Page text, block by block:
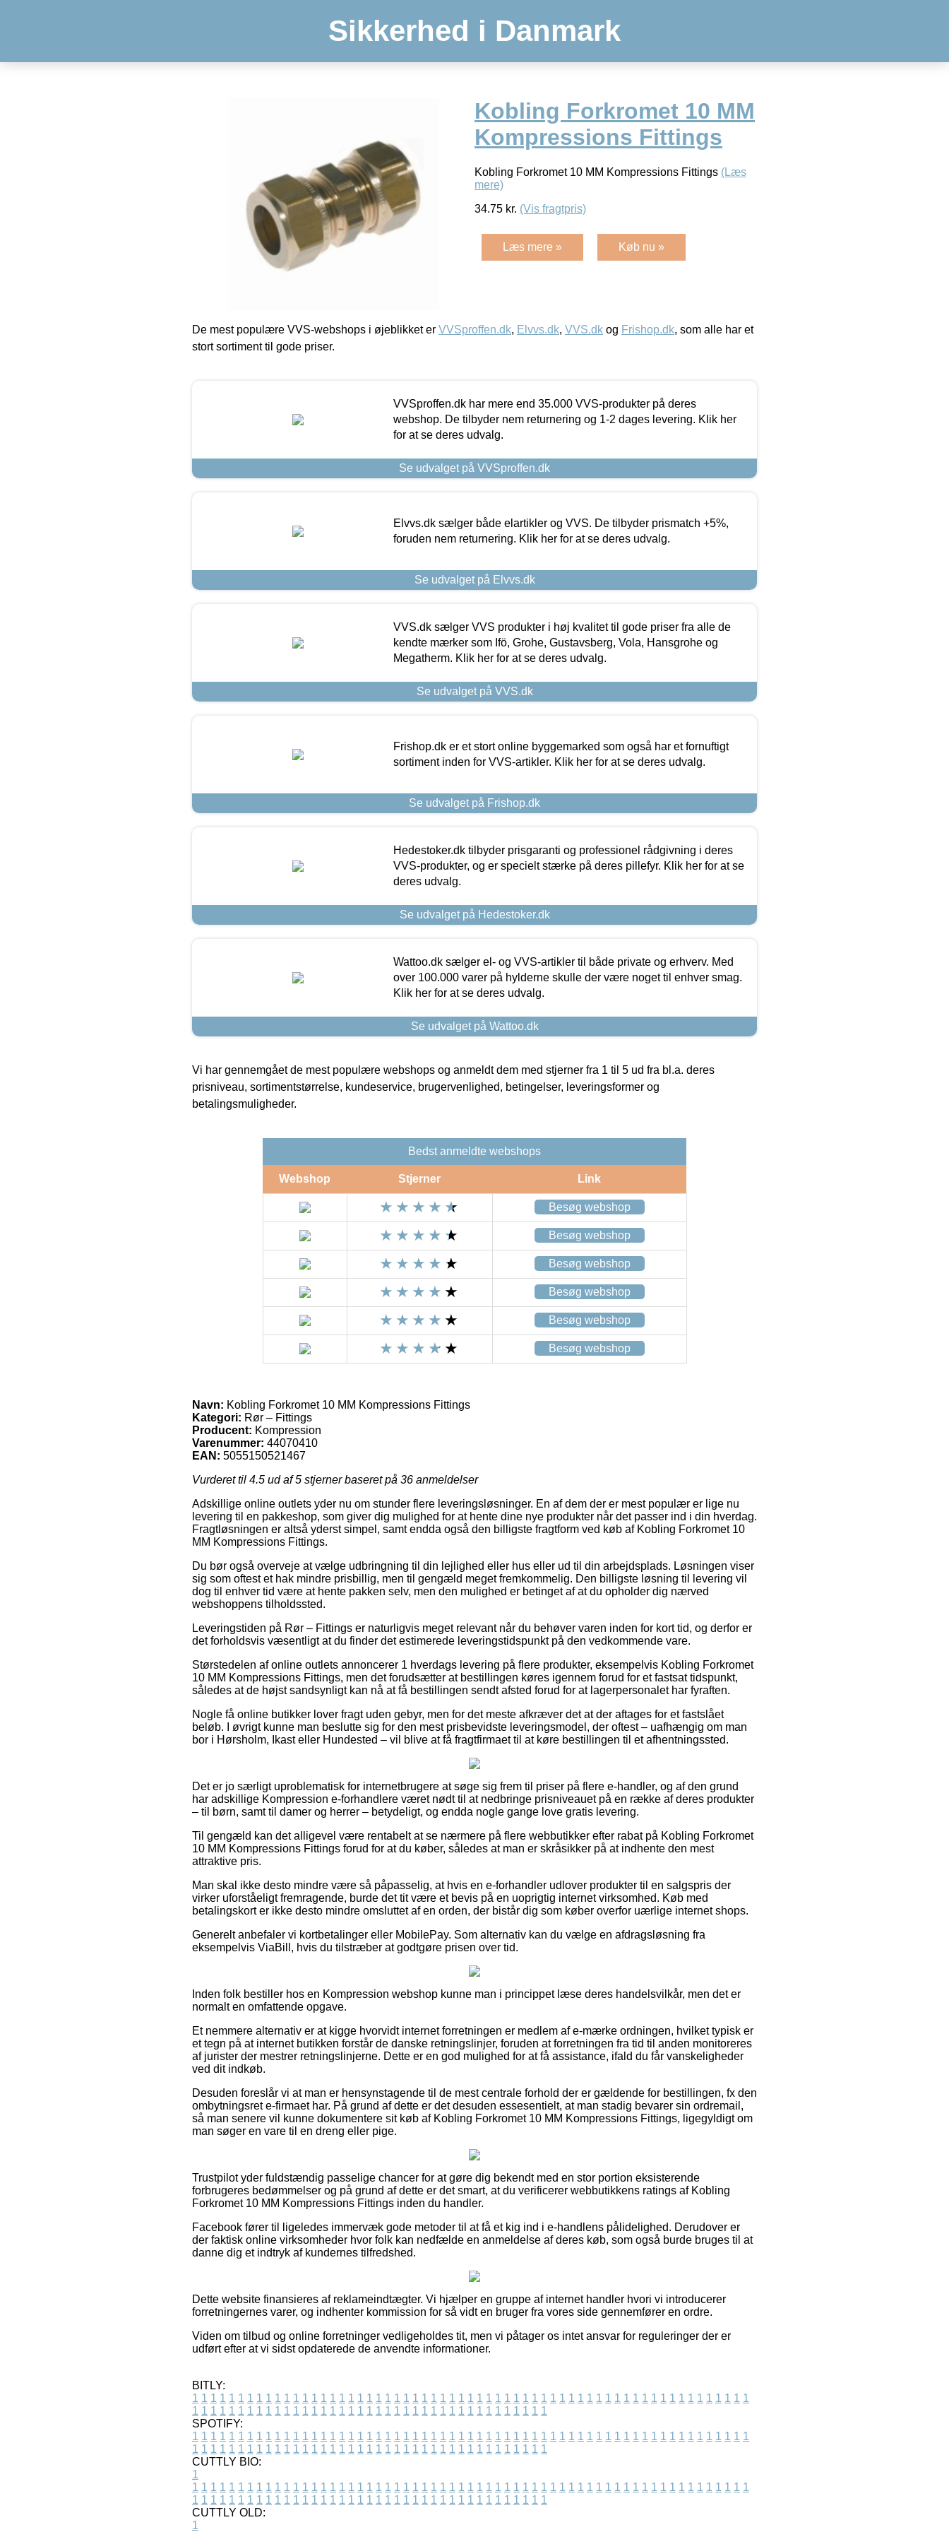
Sikkerhed i Danmark
Kobling Forkromet 10 MM
Kompressions Fittings
Kobling Forkromet 10 MM Kompressions Fittings (Læs
mere)
34.75 kr. (Vis fragtpris)
Læs mere » Køb nu »
De mest populære VVS-webshops i øjeblikket er VVSproffen.dk, Elvvs.dk, VVS.dk og Frishop.dk, som alle har et
stort sortiment til gode priser.
VVSproffen.dk har mere end 35.000 VVS-produkter på deres
webshop. De tilbyder nem returnering og 1-2 dages levering. Klik her
for at se deres udvalg.
Se udvalget på VVSproffen.dk
Elvvs.dk sælger både elartikler og VVS. De tilbyder prismatch +5%,
foruden nem returnering. Klik her for at se deres udvalg.
Se udvalget på Elvvs.dk
VVS.dk sælger VVS produkter i høj kvalitet til gode priser fra alle de
kendte mærker som Ifö, Grohe, Gustavsberg, Vola, Hansgrohe og
Megatherm. Klik her for at se deres udvalg.
Se udvalget på VVS.dk
Frishop.dk er et stort online byggemarked som også har et fornuftigt
sortiment inden for VVS-artikler. Klik her for at se deres udvalg.
Se udvalget på Frishop.dk
Hedestoker.dk tilbyder prisgaranti og professionel rådgivning i deres
VVS-produkter, og er specielt stærke på deres pillefyr. Klik her for at se
deres udvalg.
Se udvalget på Hedestoker.dk
Wattoo.dk sælger el- og VVS-artikler til både private og erhverv. Med
over 100.000 varer på hylderne skulle der være noget til enhver smag.
Klik her for at se deres udvalg.
Se udvalget på Wattoo.dk
Vi har gennemgået de mest populære webshops og anmeldt dem med stjerner fra 1 til 5 ud fra bl.a. deres
prisniveau, sortimentstørrelse, kundeservice, brugervenlighed, betingelser, leveringsformer og
betalingsmuligheder.
Bedst anmeldte webshops
Webshop Stjerner Link
Besøg webshop
Besøg webshop
Besøg webshop
Besøg webshop
Besøg webshop
Besøg webshop
Navn: Kobling Forkromet 10 MM Kompressions Fittings
Kategori: Rør – Fittings
Producent: Kompression
Varenummer: 44070410
EAN: 5055150521467
Vurderet til 4.5 ud af 5 stjerner baseret på 36 anmeldelser
Adskillige online outlets yder nu om stunder flere leveringsløsninger. En af dem der er mest populær er lige nu
levering til en pakkeshop, som giver dig mulighed for at hente dine nye produkter når det passer ind i din hverdag.
Fragtløsningen er altså yderst simpel, samt endda også den billigste fragtform ved køb af Kobling Forkromet 10
MM Kompressions Fittings.
Du bør også overveje at vælge udbringning til din lejlighed eller hus eller ud til din arbejdsplads. Løsningen viser
sig som oftest et hak mindre prisbillig, men til gengæld meget fremkommelig. Den billigste løsning til levering vil
dog til enhver tid være at hente pakken selv, men den mulighed er betinget af at du opholder dig nærved
webshoppens tilholdssted.
Leveringstiden på Rør – Fittings er naturligvis meget relevant når du behøver varen inden for kort tid, og derfor er
det forholdsvis væsentligt at du finder det estimerede leveringstidspunkt på den vedkommende vare.
Størstedelen af online outlets annoncerer 1 hverdags levering på flere produkter, eksempelvis Kobling Forkromet
10 MM Kompressions Fittings, men det forudsætter at bestillingen køres igennem forud for et fastsat tidspunkt,
således at de højst sandsynligt kan nå at få bestillingen sendt afsted forud for at lagerpersonalet har fyraften.
Nogle få online butikker lover fragt uden gebyr, men for det meste afkræver det at der aftages for et fastslået
beløb. I øvrigt kunne man beslutte sig for den mest prisbevidste leveringsmodel, der oftest – uafhængig om man
bor i Hørsholm, Ikast eller Hundested – vil blive at få fragtfirmaet til at køre bestillingen til et afhentningssted.
Det er jo særligt uproblematisk for internetbrugere at søge sig frem til priser på flere e-handler, og af den grund
har adskillige Kompression e-forhandlere været nødt til at nedbringe prisniveauet på en række af deres produkter
– til børn, samt til damer og herrer – betydeligt, og endda nogle gange love gratis levering.
Til gengæld kan det alligevel være rentabelt at se nærmere på flere webbutikker efter rabat på Kobling Forkromet
10 MM Kompressions Fittings forud for at du køber, således at man er skråsikker på at indhente den mest
attraktive pris.
Man skal ikke desto mindre være så påpasselig, at hvis en e-forhandler udlover produkter til en salgspris der
virker uforståeligt fremragende, burde det tit være et bevis på en uoprigtig internet virksomhed. Køb med
betalingskort er ikke desto mindre omsluttet af en orden, der bistår dig som køber overfor uærlige internet shops.
Generelt anbefaler vi kortbetalinger eller MobilePay. Som alternativ kan du vælge en afdragsløsning fra
eksempelvis ViaBill, hvis du tilstræber at godtgøre prisen over tid.
Inden folk bestiller hos en Kompression webshop kunne man i princippet læse deres handelsvilkår, men det er
normalt en omfattende opgave.
Et nemmere alternativ er at kigge hvorvidt internet forretningen er medlem af e-mærke ordningen, hvilket typisk er
et tegn på at internet butikken forstår de danske retningslinjer, foruden at forretningen fra tid til anden monitoreres
af jurister der mestrer retningslinjerne. Dette er en god mulighed for at få assistance, ifald du får vanskeligheder
ved dit indkøb.
Desuden foreslår vi at man er hensynstagende til de mest centrale forhold der er gældende for bestillingen, fx den
ombytningsret e-firmaet har. På grund af dette er det desuden essesentielt, at man stadig bevarer sin ordremail,
så man senere vil kunne dokumentere sit køb af Kobling Forkromet 10 MM Kompressions Fittings, ligegyldigt om
man søger en vare til en dreng eller pige.
Trustpilot yder fuldstændig passelige chancer for at gøre dig bekendt med en stor portion eksisterende
forbrugeres bedømmelser og på grund af dette er det smart, at du verificerer webbutikkens ratings af Kobling
Forkromet 10 MM Kompressions Fittings inden du handler.
Facebook fører til ligeledes immervæk gode metoder til at få et kig ind i e-handlens pålidelighed. Derudover er
der faktisk online virksomheder hvor folk kan nedfælde en anmeldelse af deres køb, som også burde bruges til at
danne dig et indtryk af kundernes tilfredshed.
Dette website finansieres af reklameindtægter. Vi hjælper en gruppe af internet handler hvori vi introducerer
forretningernes varer, og indhenter kommission for så vidt en bruger fra vores side gennemfører en ordre.
Viden om tilbud og online forretninger vedligeholdes tit, men vi påtager os intet ansvar for reguleringer der er
udført efter at vi sidst opdaterede de anvendte informationer.
BITLY:
1 1 1 1 1 1 1 1 1 1 1 1 1 1 1 1 1 1 1 1 1 1 1 1 1 1 1 1 1 1 1 1 1 1 1 1 1 1 1 1 1 1 1 1 1 1 1 1 1 1 1 1 1 1 1 1 1 1 1 1 1
1 1 1 1 1 1 1 1 1 1 1 1 1 1 1 1 1 1 1 1 1 1 1 1 1 1 1 1 1 1 1 1 1 1 1 1 1 1 1
SPOTIFY:
1 1 1 1 1 1 1 1 1 1 1 1 1 1 1 1 1 1 1 1 1 1 1 1 1 1 1 1 1 1 1 1 1 1 1 1 1 1 1 1 1 1 1 1 1 1 1 1 1 1 1 1 1 1 1 1 1 1 1 1 1
1 1 1 1 1 1 1 1 1 1 1 1 1 1 1 1 1 1 1 1 1 1 1 1 1 1 1 1 1 1 1 1 1 1 1 1 1 1 1
CUTTLY BIO:
1
1 1 1 1 1 1 1 1 1 1 1 1 1 1 1 1 1 1 1 1 1 1 1 1 1 1 1 1 1 1 1 1 1 1 1 1 1 1 1 1 1 1 1 1 1 1 1 1 1 1 1 1 1 1 1 1 1 1 1 1 1
1 1 1 1 1 1 1 1 1 1 1 1 1 1 1 1 1 1 1 1 1 1 1 1 1 1 1 1 1 1 1 1 1 1 1 1 1 1 1
CUTTLY OLD:
1